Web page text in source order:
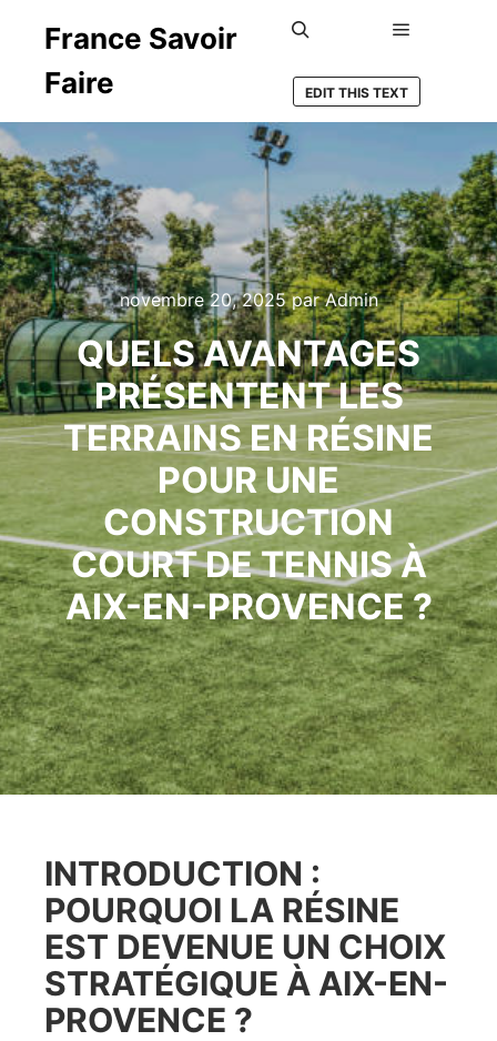
France Savoir
Faire
EDIT THIS TEXT
novembre 20, 2025parAdmin
QUELS AVANTAGES
PRÉSENTENT LES
TERRAINS EN RÉSINE
POUR UNE
CONSTRUCTION
COURT DE TENNIS À
AIX-EN-PROVENCE ?
INTRODUCTION :
POURQUOI LA RÉSINE
EST DEVENUE UN CHOIX
STRATÉGIQUE À AIX-EN-
PROVENCE ?